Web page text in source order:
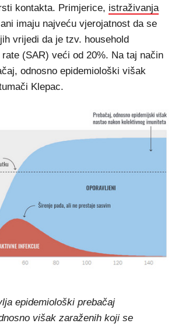
kontakta. Primjerice, istraživanja
imaju najveću vjerojatnost da se
vrijedi da je tzv. household
(SAR) veći od 20%. Na taj način
odnosno epidemiološki višak
Klepac.
epidemiološki prebačaj
višak zaraženih koji se